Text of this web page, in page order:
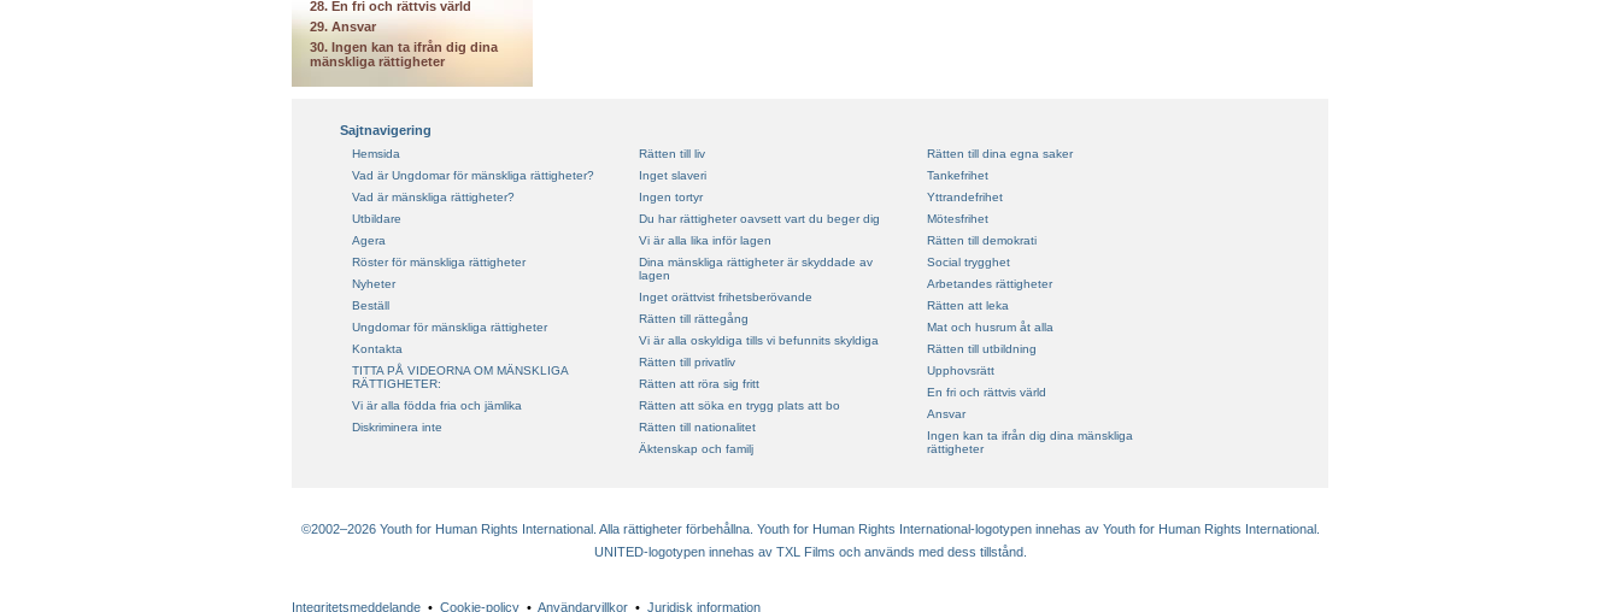
28. En fri och rättvis värld
29. Ansvar
30. Ingen kan ta ifrån dig dina
mänskliga rättigheter
Sajtnavigering
Hemsida
Vad är Ungdomar för mänskliga rättigheter?
Vad är mänskliga rättigheter?
Utbildare
Agera
Röster för mänskliga rättigheter
Nyheter
Beställ
Ungdomar för mänskliga rättigheter
Kontakta
TITTA PÅ VIDEORNA OM MÄNSKLIGA
RÄTTIGHETER:
Vi är alla födda fria och jämlika
Diskriminera inte
Rätten till liv
Inget slaveri
Ingen tortyr
Du har rättigheter oavsett vart du beger dig
Vi är alla lika inför lagen
Dina mänskliga rättigheter är skyddade av
lagen
Inget orättvist frihetsberövande
Rätten till rättegång
Vi är alla oskyldiga tills vi befunnits skyldiga
Rätten till privatliv
Rätten att röra sig fritt
Rätten att söka en trygg plats att bo
Rätten till nationalitet
Äktenskap och familj
Rätten till dina egna saker
Tankefrihet
Yttrandefrihet
Mötesfrihet
Rätten till demokrati
Social trygghet
Arbetandes rättigheter
Rätten att leka
Mat och husrum åt alla
Rätten till utbildning
Upphovsrätt
En fri och rättvis värld
Ansvar
Ingen kan ta ifrån dig dina mänskliga
rättigheter
©2002–2026 Youth for Human Rights International. Alla rättigheter förbehållna. Youth for Human Rights International-logotypen innehas av Youth for Human Rights International.
UNITED-logotypen innehas av TXL Films och används med dess tillstånd.
Integritetsmeddelande • Cookie-policy • Användarvillkor • Juridisk information